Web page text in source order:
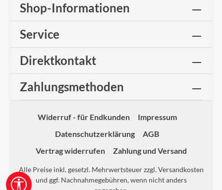
Shop-Informationen
Service
Direktkontakt
Zahlungsmethoden
Widerruf - für Endkunden
Impressum
Datenschutzerklärung
AGB
Vertrag widerrufen
Zahlung und Versand
Alle Preise inkl. gesetzl. Mehrwertsteuer zzgl.Versandkosten
und ggf. Nachnahmegebühren, wenn nicht anders
Werkzeugleiste anzeigen